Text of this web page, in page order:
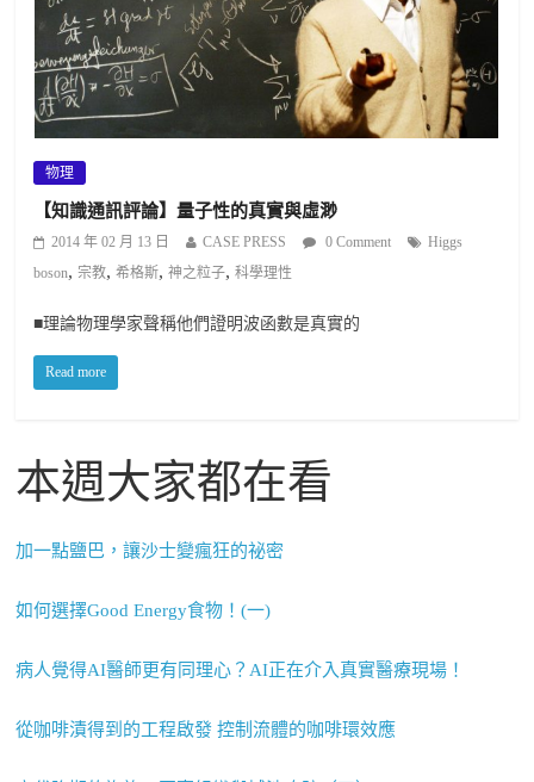
物理
【知識通訊評論】量子性的真實與虛渺
2014 年 02 月 13 日 CASE PRESS 0 Comment
Higgs
boson,宗教,希格斯,神之粒子,科學理性
■理論物理學家聲稱他們證明波函數是真實的
Read more
本週大家都在看
加一點鹽巴，讓沙士變瘋狂的祕密
如何選擇Good Energy食物！(一)
病人覺得AI醫師更有同理心？AI正在介入真實醫療現場！
從咖啡漬得到的工程啟發 控制流體的咖啡環效應